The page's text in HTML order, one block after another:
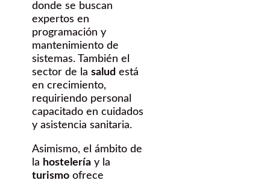
donde se buscan
expertos en
programación y
mantenimiento de
sistemas. También el
sector de la salud está
en crecimiento,
requiriendo personal
capacitado en cuidados
y asistencia sanitaria.
Asimismo, el ámbito de
la hostelería y la
turismo ofrece